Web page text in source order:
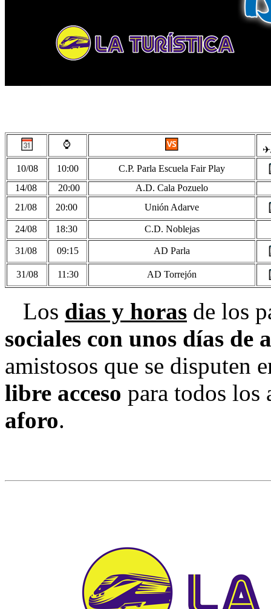
⌚️
10/08
10:00
C.P. Parla Escuela Fair Play
14/08
20:00
A.D. Cala Pozuelo
21/08
20:00 Unión Adarve
24/08 18:30 C.D. Noblejas
31/08 09:15 AD Parla
31/08 11:30 AD Torrejón
Los dias y horas de los
sociales con unos días de
amistosos que se disputen
libre acceso para todos
aforo.